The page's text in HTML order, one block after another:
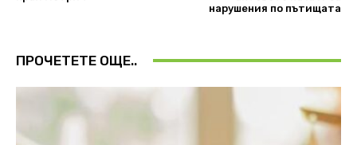
нарушения по пътищата
ПРОЧЕТЕТЕ ОЩЕ..